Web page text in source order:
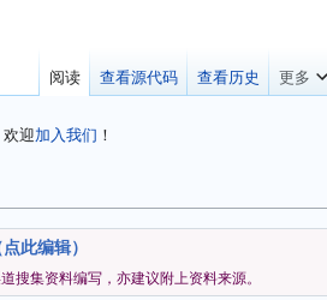
欢迎加入我们 ！
点此编辑）
搜集资料编写，亦建议附上资料来源。
阅读 查看源代码 查看历史 更多